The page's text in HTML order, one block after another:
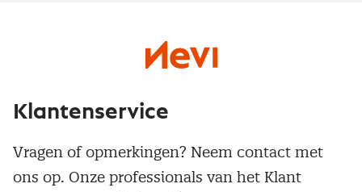
Klantenservice
Vragen of opmerkingen? Neem contact met
ons op. Onze professionals van het Klant